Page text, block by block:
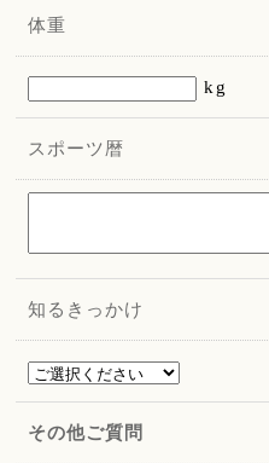
体重
kg
スポーツ暦
知るきっかけ
その他ご質問